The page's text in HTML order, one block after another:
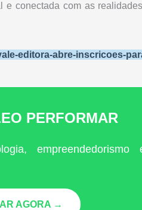
conectada com as
editora-abre-inscricoes-
PERFORMAR
empreendedorismo
AGORA →